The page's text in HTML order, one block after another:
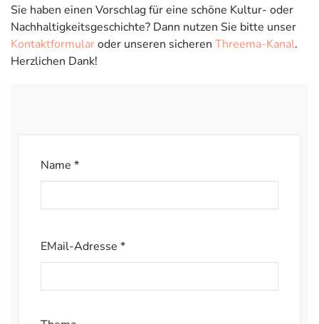
Sie haben einen Vorschlag für eine schöne Kultur- oder
Nachhaltigkeitsgeschichte? Dann nutzen Sie bitte unser
Kontaktformularoder unseren sicheren Threema-Kanal.
Herzlichen Dank!
Name *
EMail-Adresse *